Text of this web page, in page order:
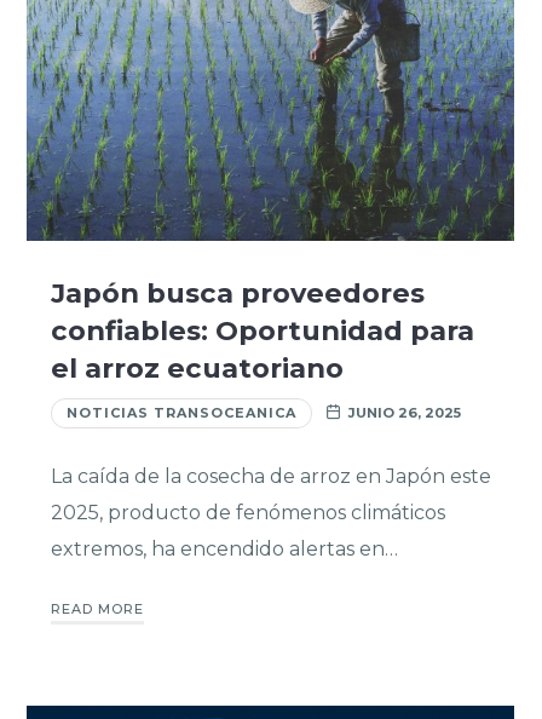
Japón busca proveedores
confiables: Oportunidad para
el arroz ecuatoriano
NOTICIAS TRANSOCEANICA JUNIO 26, 2025
La caída de la cosecha de arroz en Japón este
2025, producto de fenómenos climáticos
extremos, ha encendido alertas en…
READ MORE